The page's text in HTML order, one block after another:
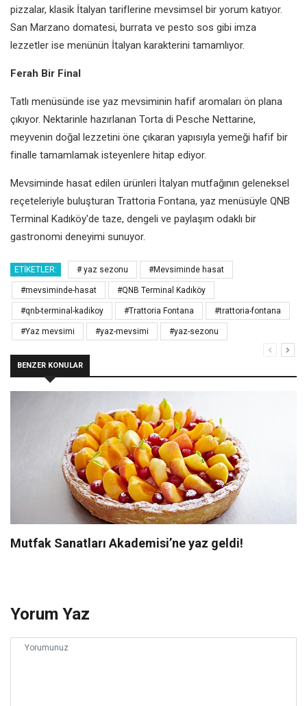
pizzalar, klasik İtalyan tariflerine mevsimsel bir yorum katıyor.
San Marzano domatesi, burrata ve pesto sos gibi imza
lezzetler ise menünün İtalyan karakterini tamamlıyor.
Ferah Bir Final
Tatlı menüsünde ise yaz mevsiminin hafif aromaları ön plana
çıkıyor. Nektarinle hazırlanan Torta di Pesche Nettarine,
meyvenin doğal lezzetini öne çıkaran yapısıyla yemeği hafif bir
finalle tamamlamak isteyenlere hitap ediyor.
Mevsiminde hasat edilen ürünleri İtalyan mutfağının geleneksel
reçeteleriyle buluşturan Trattoria Fontana, yaz menüsüyle QNB
Terminal Kadıköy'de taze, dengeli ve paylaşım odaklı bir
gastronomi deneyimi sunuyor.
ETIKETLER: # yaz sezonu #Mevsiminde hasat
#mevsiminde-hasat #QNB Terminal Kadıköy
#qnb-terminal-kadikoy #Trattoria Fontana #trattoria-fontana
#Yaz mevsimi #yaz-mevsimi #yaz-sezonu
BENZER KONULAR
Mutfak Sanatları Akademisi’ne yaz geldi!
Yorum Yaz